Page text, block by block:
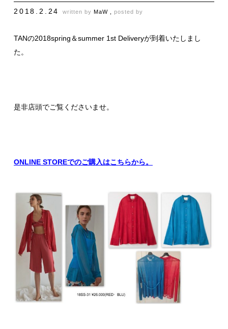
2018.2.24 written by MaW , posted by
TANの2018spring＆summer 1st Deliveryが到着いたしまし
た。
是非店頭でご覧くださいませ。
ONLINE STOREでのご購入はこちらから。